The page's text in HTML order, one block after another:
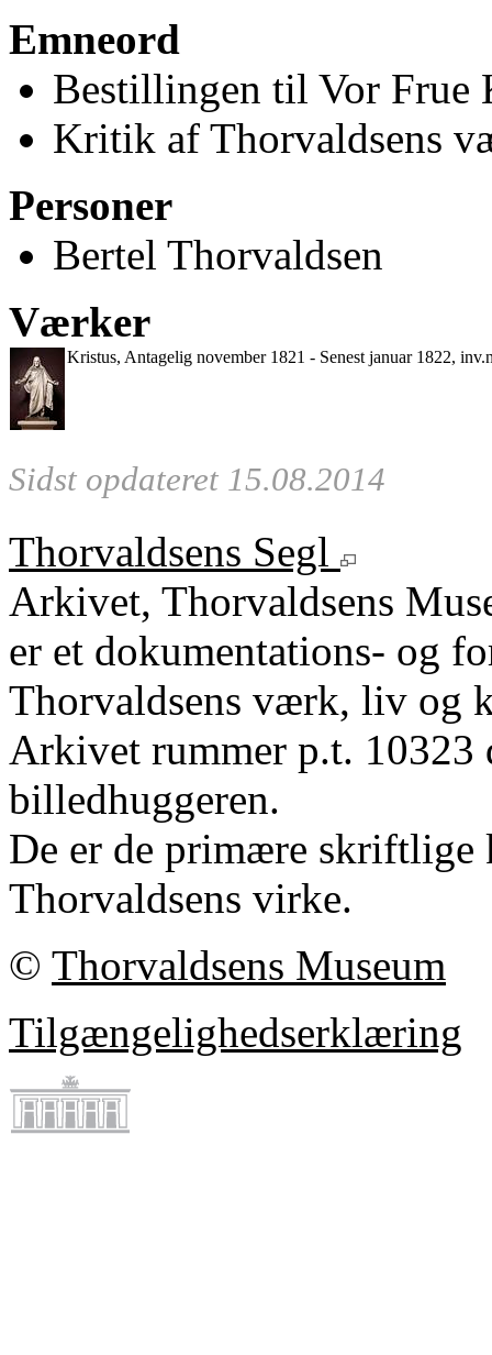
Emneord
Bestillingen til Vor Frue
Kritik af Thorvaldsens
Personer
Bertel Thorvaldsen
Værker
Kristus, Antagelig november 1821 - Senest januar 1822,
Sidst opdateret 15.08.2014
Thorvaldsens Segl
Arkivet, Thorvaldsens
er et dokumentations- og
Thorvaldsens værk, liv og
Arkivet rummer p.t.
billedhuggeren.
De er de primære
Thorvaldsens virke.
© Thorvaldsens Museum
Tilgængelighedserklæring